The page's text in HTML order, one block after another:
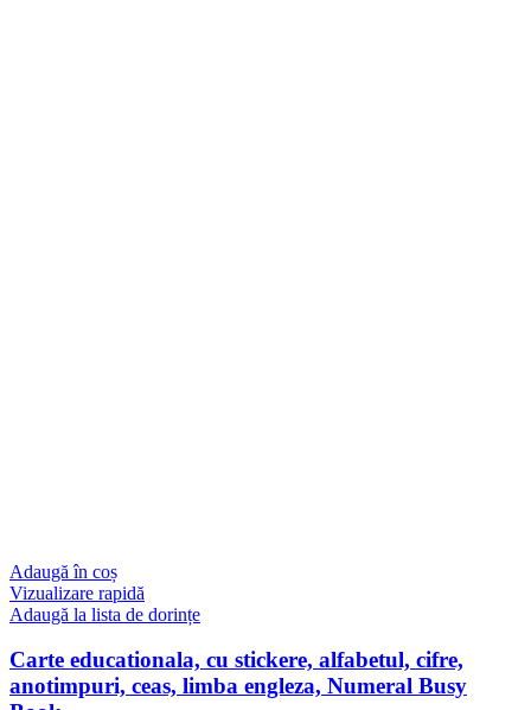
Adaugă în coș
Vizualizare rapidă
Adaugă la lista de dorințe
Carte educationala, cu stickere, alfabetul, cifre,
anotimpuri, ceas, limba engleza, Numeral Busy